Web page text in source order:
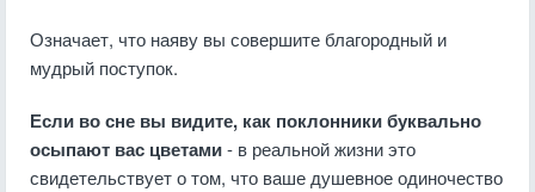
Означает, что наяву вы совершите благородный и
мудрый поступок.
Если во сне вы видите, как поклонники буквально
осыпают вас цветами- в реальной жизни это
свидетельствует о том, что ваше душевное одиночество